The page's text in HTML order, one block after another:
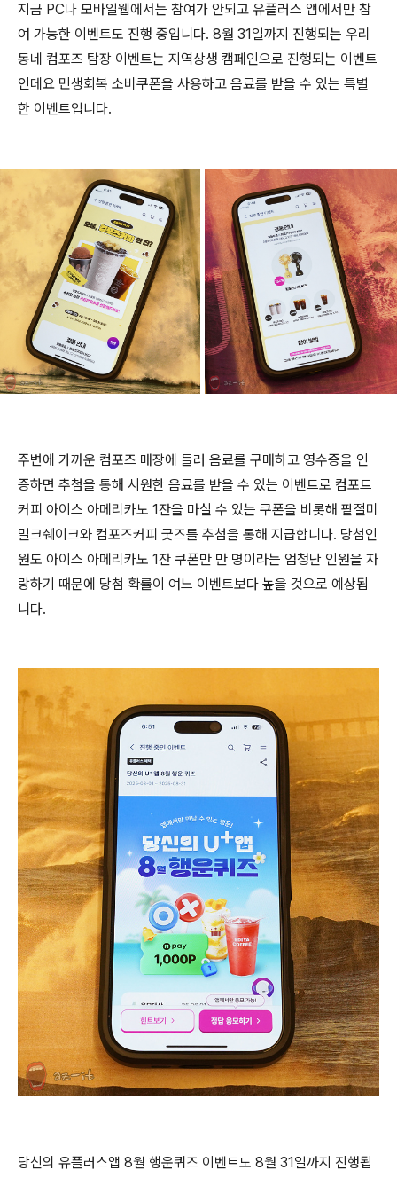
지금 PC나 모바일웹에서는 참여가 안되고 유플러스 앱에서만 참
여 가능한 이벤트도 진행 중입니다. 8월 31일까지 진행되는 우리
동네 컴포즈 탐장 이벤트는 지역상생 캠페인으로 진행되는 이벤트
인데요 민생회복 소비쿠폰을 사용하고 음료를 받을 수 있는 특별
한 이벤트입니다.
주변에 가까운 컴포즈 매장에 들러 음료를 구매하고 영수증을 인
증하면 추첨을 통해 시원한 음료를 받을 수 있는 이벤트로 컴포트
커피 아이스 아메리카노 1잔을 마실 수 있는 쿠폰을 비롯해 팥절미
밀크쉐이크와 컴포즈커피 굿즈를 추첨을 통해 지급합니다. 당첨인
원도 아이스 아메리카노 1잔 쿠폰만 만 명이라는 엄청난 인원을 자
랑하기 때문에 당첨 확률이 여느 이벤트보다 높을 것으로 예상됩
니다.
당신의 유플러스앱 8월 행운퀴즈 이벤트도 8월 31일까지 진행됩